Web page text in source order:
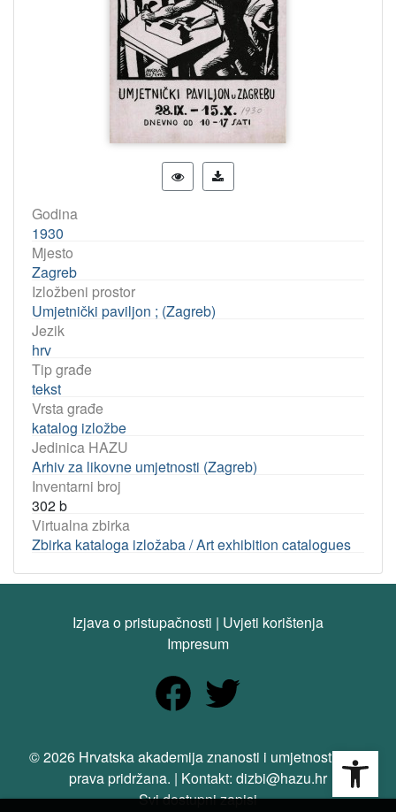
Godina
1930
Mjesto
Zagreb
Izložbeni prostor
Umjetnički paviljon ; (Zagreb)
Jezik
hrv
Tip građe
tekst
Vrsta građe
katalog izložbe
Jedinica HAZU
Arhiv za likovne umjetnosti (Zagreb)
Inventarni broj
302 b
Virtualna zbirka
Zbirka kataloga izložaba / Art exhibition catalogues
Izjava o pristupačnosti | Uvjeti korištenja
Impresum
© 2026 Hrvatska akademija znanosti i umjetnosti. Sva
prava pridržana. | Kontakt: dizbi@hazu.hr
Svi dostupni zapisi